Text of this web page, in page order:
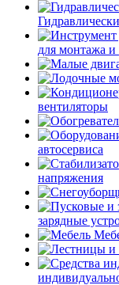
для монтажа и
вентиляторы
автосервиса
напряжения
зарядные